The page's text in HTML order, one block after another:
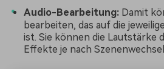
Audio-Bearbeitung: Damit
bearbeiten, das auf die
ist. Sie können die Lautstärke
Effekte je nach